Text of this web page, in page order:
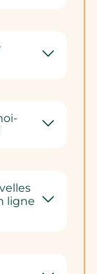
ligne